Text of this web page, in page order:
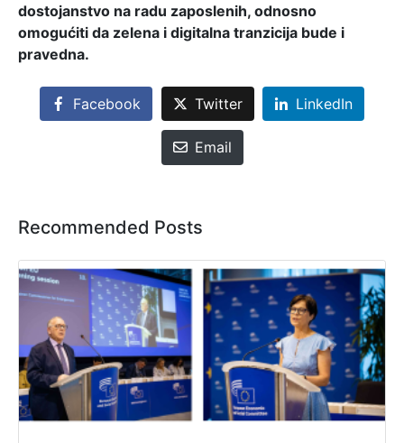
dostojanstvo na radu zaposlenih, odnosno
omogućiti da zelena i digitalna tranzicija bude i
pravedna.
Facebook Twitter LinkedIn
Email
Recommended Posts